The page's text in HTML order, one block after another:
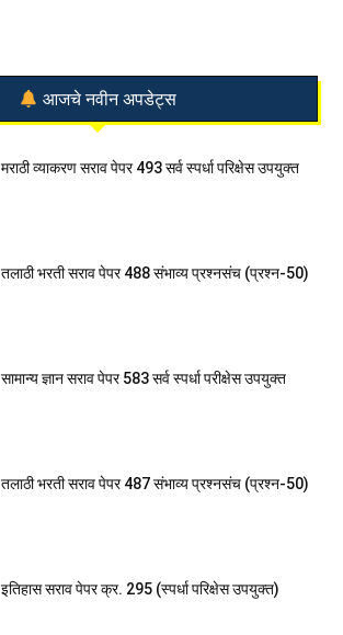
आजचे नवीन अपडेट्स
मराठी व्याकरण सराव पेपर 493 सर्व स्पर्धा परिक्षेस उपयुक्त
तलाठी भरती सराव पेपर 488 संभाव्य प्रश्नसंच (प्रश्न-50)
सामान्य ज्ञान सराव पेपर 583 सर्व स्पर्धा परीक्षेस उपयुक्त
तलाठी भरती सराव पेपर 487 संभाव्य प्रश्नसंच (प्रश्न-50)
इतिहास सराव पेपर क्र. 295 (स्पर्धा परिक्षेस उपयुक्त)